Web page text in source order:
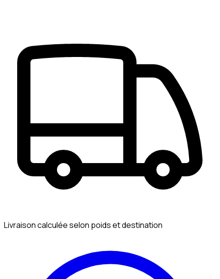
Livraison calculée selon poids et destination